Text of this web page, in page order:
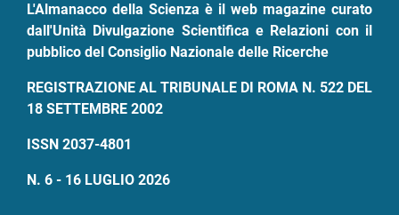
L'Almanacco della Scienza è il web magazine curato
dall'Unità Divulgazione Scientifica e Relazioni con il
pubblico del Consiglio Nazionale delle Ricerche
REGISTRAZIONE AL TRIBUNALE DI ROMA N. 522 DEL
18 SETTEMBRE 2002
ISSN 2037-4801
N. 6 - 16 LUGLIO 2026